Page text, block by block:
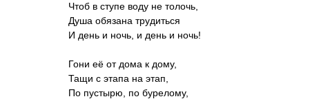
Чтоб в ступе воду не толочь,
Душа обязана трудиться
И день и ночь, и день и ночь!
Гони её от дома к дому,
Тащи с этапа на этап,
По пустырю, по бурелому,